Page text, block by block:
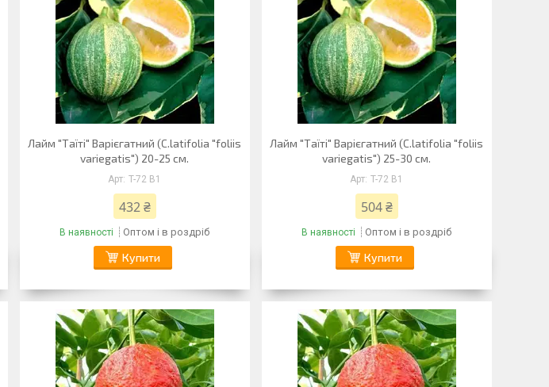
Лайм "Таїті" Варієгатний (C.latifolia "foliis
variegatis") 20-25 см.
T-72 B1
432 ₴
В наявності Оптом і в роздріб
Купити
Лайм "Таїті" Варієгатний (C.latifolia "foliis
variegatis") 25-30 см.
T-72 B1
504 ₴
В наявності Оптом і в роздріб
Купити